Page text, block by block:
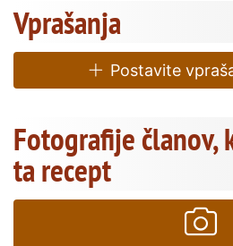
Vprašanja
Postavite
Fotografije članov,
ta recept